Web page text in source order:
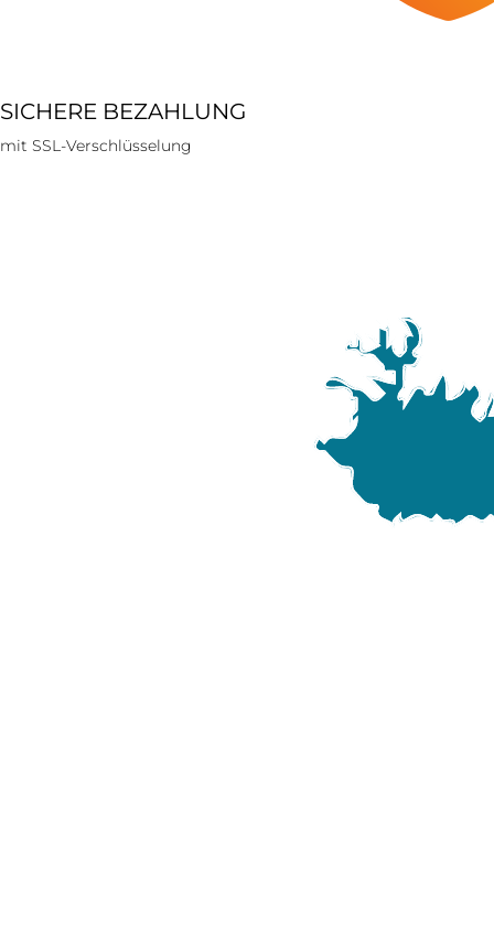
SICHERE BEZAHLUNG
mit SSL-Verschlüsselung